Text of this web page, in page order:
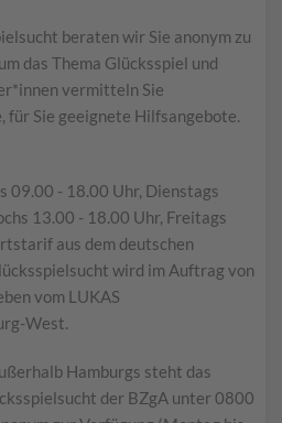
beraten wir Sie anonym zu
das Thema Glücksspiel und
vermitteln Sie
für Sie geeignete Hilfsangebote.
09.00 - 18.00 Uhr, Dienstags
13.00 - 18.00 Uhr, Freitags
aus dem deutschen
wird im Auftrag von
vom LUKAS
West.
Hamburgs steht das
der BZgA unter 0800